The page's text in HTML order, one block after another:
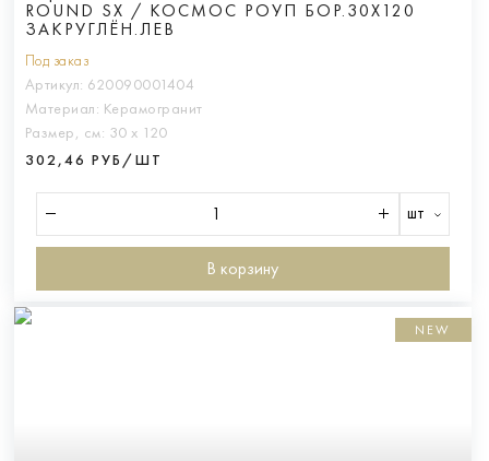
ROUND SX / КОСМОС РОУП БОР.30X120
ЗАКРУГЛЁН.ЛЕВ
Под заказ
Артикул: 620090001404
Материал: Керамогранит
Размер, см: 30 х 120
302,46 РУБ/ШТ
шт
В корзину
NEW